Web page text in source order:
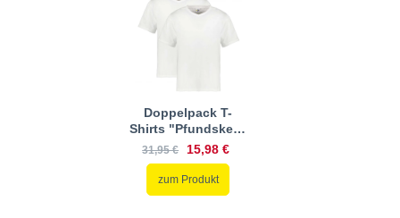
Doppelpack T-
Shirts "Pfundskerl"
mit V-Ausschnitt
31,95 € 15,98 €
zum Produkt